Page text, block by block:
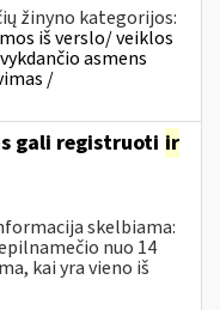
žinyno kategorijos:
iš verslo/ veiklos
asmens
/
gali registruoti ir
skelbiama:
nuo 14
kai yra vieno iš